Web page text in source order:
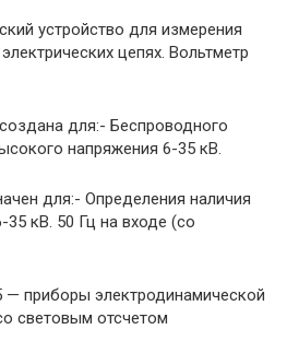
устройство для измерения
цепях. Вольтметр
для:- Беспроводного
напряжения 6-35 кВ.
для:- Определения наличия
кВ. 50 Гц на входе (со
приборы электродинамической
световым отсчетом